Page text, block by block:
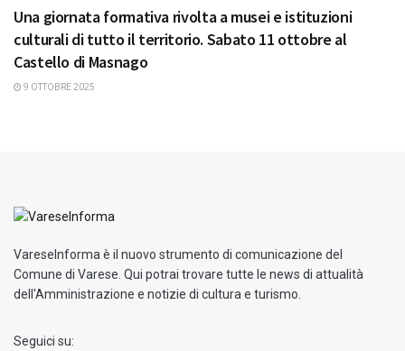
Una giornata formativa rivolta a musei e istituzioni
culturali di tutto il territorio. Sabato 11 ottobre al
Castello di Masnago
9 OTTOBRE 2025
VareseInforma è il nuovo strumento di comunicazione del
Comune di Varese. Qui potrai trovare tutte le news di attualità
dell'Amministrazione e notizie di cultura e turismo.
Seguici su: